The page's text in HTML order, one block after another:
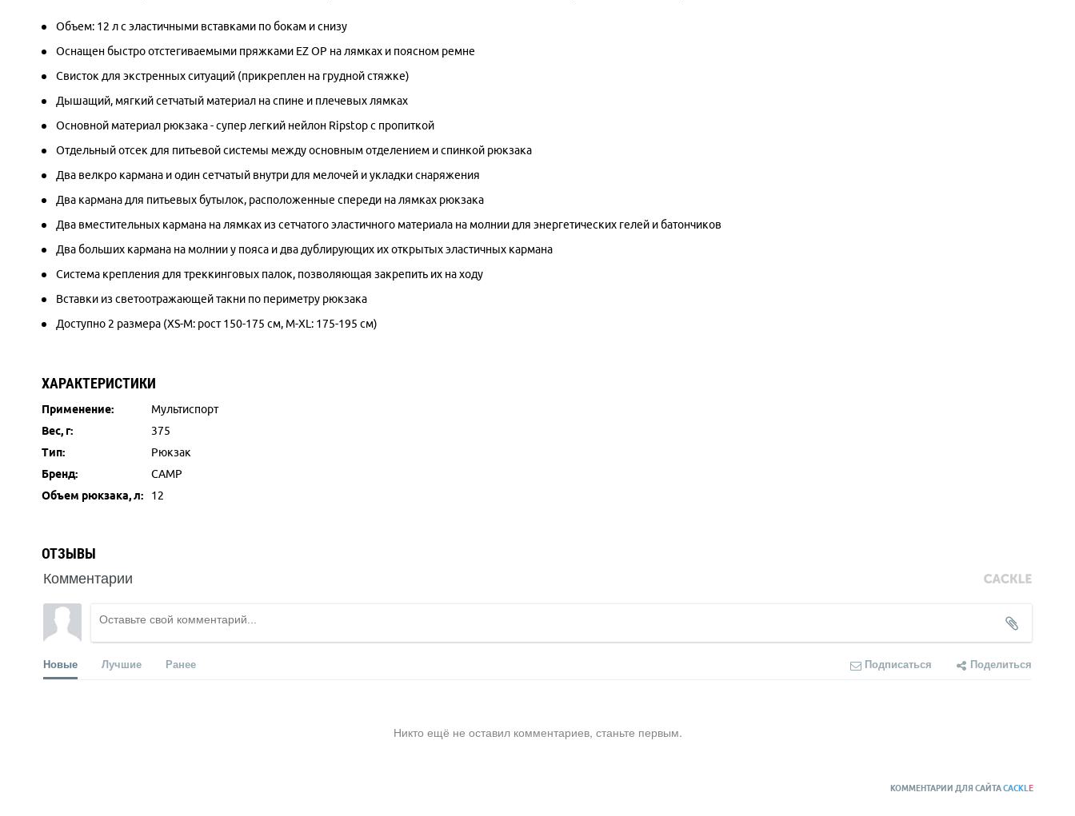
Объем: 12 л с эластичными вставками по бокам и снизу
Оснащен быстро отстегиваемыми пряжками EZ OP на лямках и поясном ремне
Свисток для экстренных ситуаций (прикреплен на грудной стяжке)
Дышащий, мягкий сетчатый материал на спине и плечевых лямках
Основной материал рюкзака - супер легкий нейлон Ripstop с пропиткой
Отдельный отсек для питьевой системы между основным отделением и спинкой рюкзака
Два велкро кармана и один сетчатый внутри для мелочей и укладки снаряжения
Два кармана для питьевых бутылок, расположенные спереди на лямках рюкзака
Два вместительных кармана на лямках из сетчатого эластичного материала на молнии для энергетических гелей и батончиков
Два больших кармана на молнии у пояса и два дублирующих их открытых эластичных кармана
Система крепления для треккинговых палок, позволяющая закрепить их на ходу
Вставки из светоотражающей такни по периметру рюкзака
Доступно 2 размера (XS-M: рост 150-175 см, M-XL: 175-195 см)
ХАРАКТЕРИСТИКИ
Применение:
Мультиспорт
Вес, г:
375
Тип:
Рюкзак
Бренд:
CAMP
Объем рюкзака, л:
12
ОТЗЫВЫ
Комментарии
Новые Лучшие Ранее Подписаться Поделиться
Никто ещё не оставил комментариев, станьте первым.
КОММЕНТАРИИ ДЛЯ САЙТАCACKL E